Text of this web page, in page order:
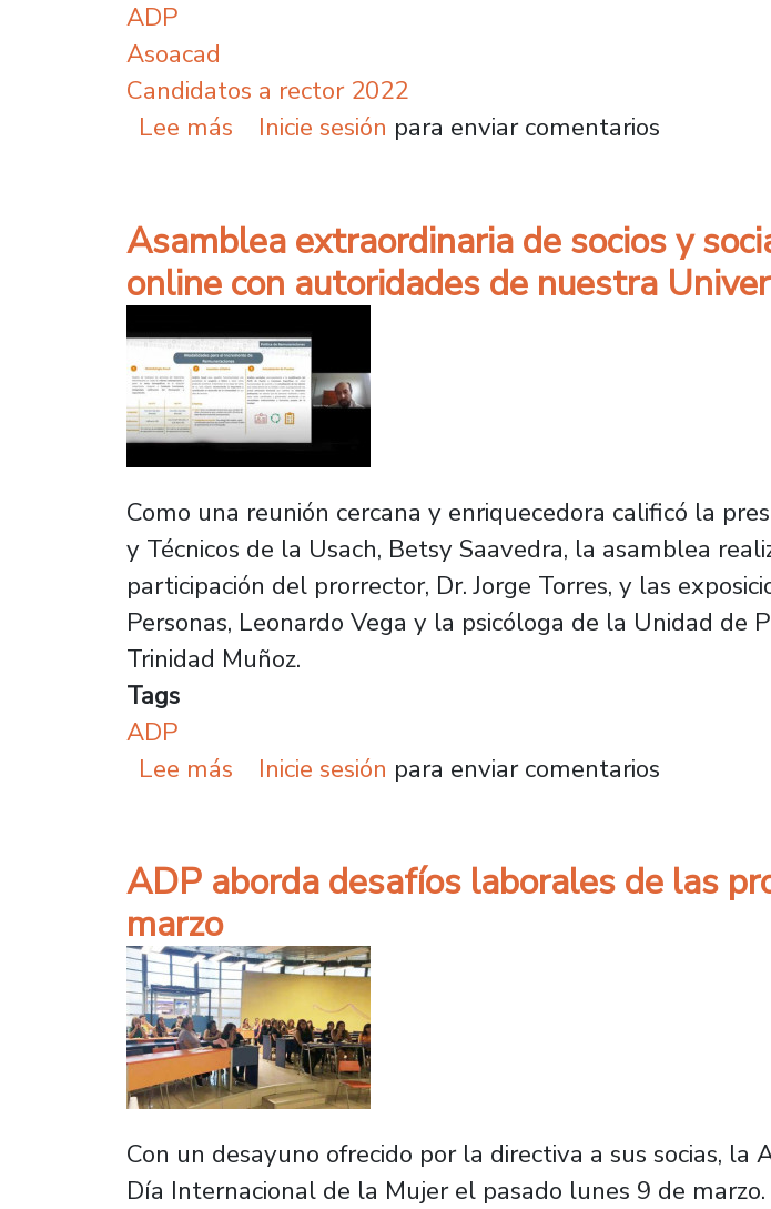
ADP
Asoacad
Candidatos a rector 2022
Lee más sobre ADP y ASOACAD se reunieron con
Inicie sesión para enviar comentarios
Asamblea extraordinaria de socios y
online con autoridades de nuestra
Como una reunión cercana y enriquecedora calificó la
y Técnicos de la Usach, Betsy Saavedra, la asamblea
participación del prorrector, Dr. Jorge Torres, y las
Personas, Leonardo Vega y la psicóloga de la Unidad de
Trinidad Muñoz.
Tags
ADP
Lee más sobre Asamblea extraordinaria de socios y
Inicie sesión para enviar comentarios
ADP aborda desafíos laborales de las
marzo
Con un desayuno ofrecido por la directiva a sus socias, la
Día Internacional de la Mujer el pasado lunes 9 de marzo.